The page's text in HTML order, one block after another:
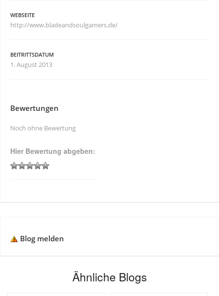
WEBSEITE
http://www.bladeandsoulgamers.de/
BEITRITTSDATUM
1. August 2013
Bewertungen
Noch ohne Bewertung
Hier Bewertung abgeben:
Blog melden
Ähnliche Blogs